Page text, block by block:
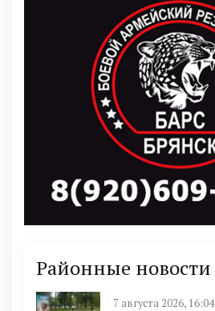
Районные новости
7 августа 2026, 16:04